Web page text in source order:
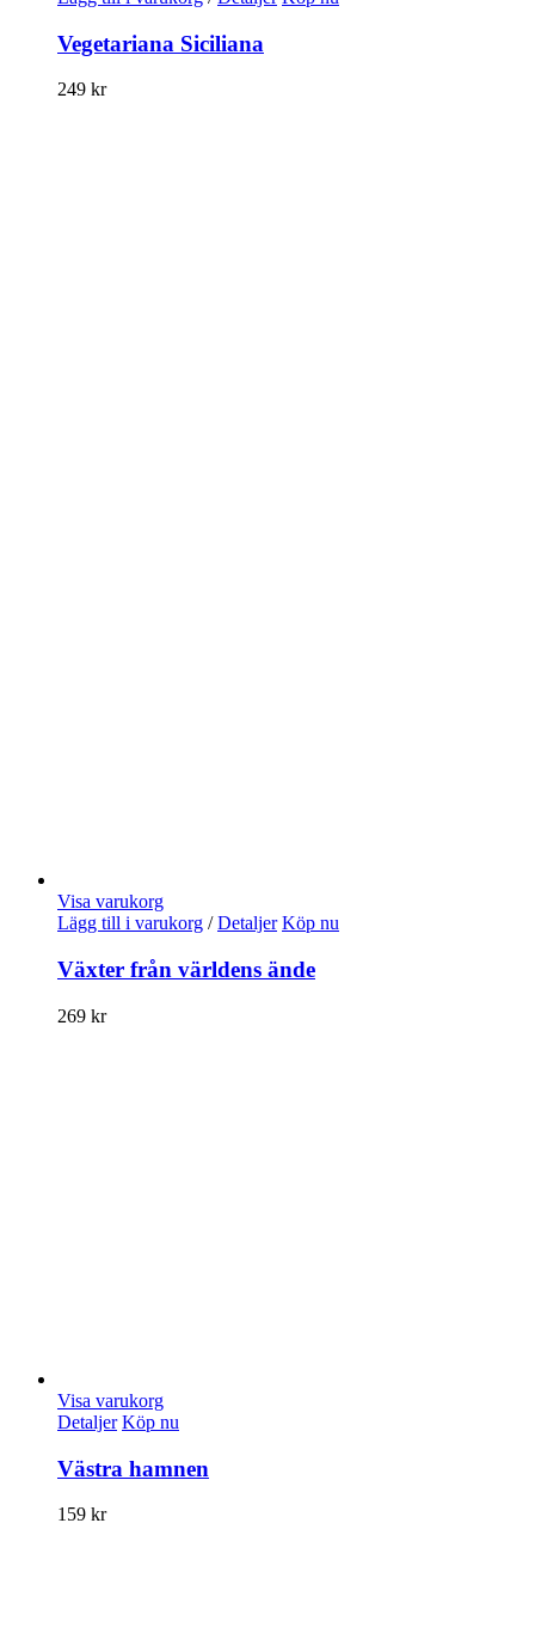
Vegetariana Siciliana
249 kr
Visa varukorg
Lägg till i varukorg / Detaljer Köp nu
Växter från världens ände
269 kr
Visa varukorg
Detaljer Köp nu
Västra hamnen
159 kr